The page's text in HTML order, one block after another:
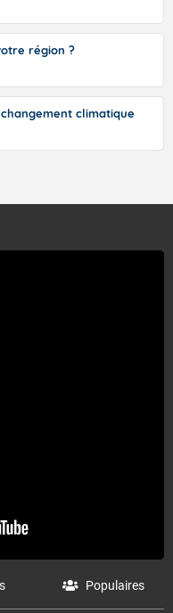
région ?
climatique
Populaires